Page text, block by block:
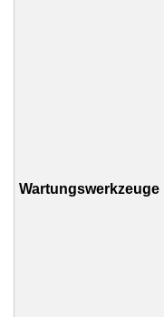
Wartungswerkzeuge